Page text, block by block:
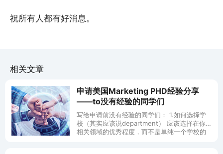
祝所有人都有好消息。
相关文章
申请美国Marketing PHD经验分享
——to没有经验的同学们
写给申请前没有经验的同学们： 1.如何选择学
校（其实应该说department） 应该选择在你
相关领域的优秀程度，而不是单纯一个学校的